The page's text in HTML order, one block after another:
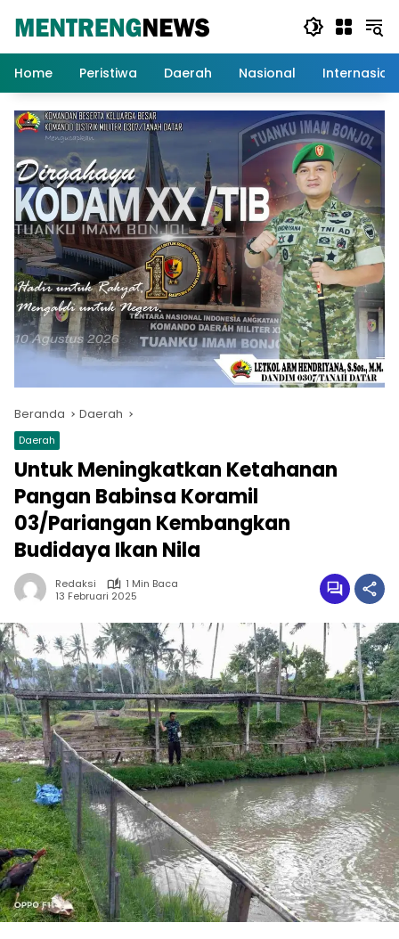
Home
Peristiwa Daerah Nasional
Beranda Daerah
Daerah
Untuk Meningkatkan Ketahanan
Pangan Babinsa Koramil
03/Pariangan Kembangkan
Budidaya Ikan Nila
Redaksi
1 Min Baca
13 Februari 2025